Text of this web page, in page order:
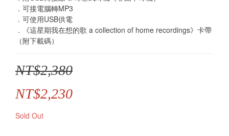
．可接電腦轉MP3
．可使用USB供電
．《這星期我在想的歌 a collection of home recordings》卡帶
（附下載碼）
NT$2,380
NT$2,230
Sold Out